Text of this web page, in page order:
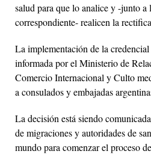
salud para que lo analice y -junto
correspondiente- realicen la
La implementación de la
informada por el Ministerio de
Comercio Internacional y Culto
a consulados y embajadas
La decisión está siendo
de migraciones y autoridades de
mundo para comenzar el proceso